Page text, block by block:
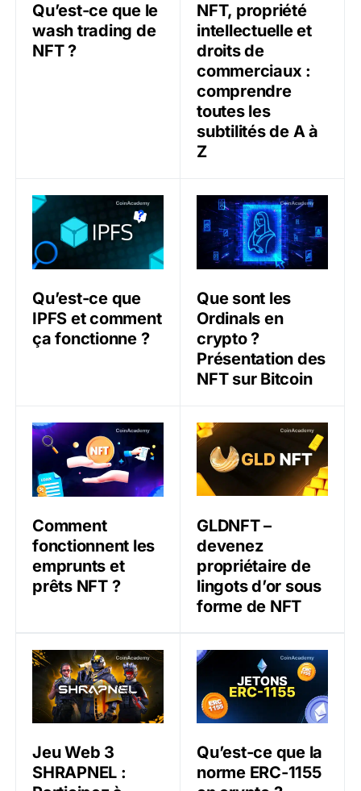
Qu’est-ce que le
wash trading de
NFT ?
NFT, propriété
intellectuelle et
droits de
commerciaux :
comprendre
toutes les
subtilités de A à
Z
Qu’est-ce que IPFS et comment ça fonctionne ?
Qu’est-ce que
IPFS et comment
ça fonctionne ?
Que sont les Ordinals en
Que sont les
Ordinals en
crypto ?
Présentation des
NFT sur Bitcoin
Comment fonctionnent les emprunts et prêts NFT ?
Comment
fonctionnent les
emprunts et
prêts NFT ?
GLDNFT – devenez
GLDNFT –
devenez
propriétaire de
lingots d’or sous
forme de NFT
Jeu Web 3 SHRAPNEL : Participez à l’accès
Jeu Web 3
SHRAPNEL :
Qu’est-ce que la norme
Qu’est-ce que la
norme ERC-1155